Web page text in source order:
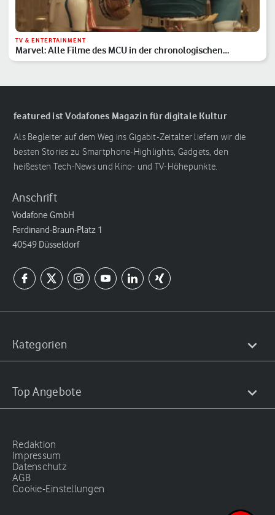
TV & ENTERTAINMENT
Marvel: Alle Filme des MCU in der chronologischen
Reihenfolge
featured ist Vodafones Magazin für digitale Kultur
Als Begleiter auf dem Weg ins Gigabit-Zeitalter liefern wir die
besten Stories zu Smartphone-Highlights, Gadgets, den
heißesten Tech-News und Kino- und TV-Höhepunkte.
Anschrift
Vodafone GmbH
Ferdinand-Braun-Platz 1
40549 Düsseldorf
Kategorien
Top Angebote
Redaktion
Impressum
Datenschutz
AGB
Cookie-Einstellungen